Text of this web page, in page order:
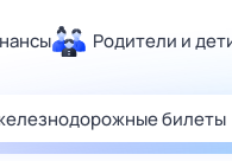
Родители и
Здоровье